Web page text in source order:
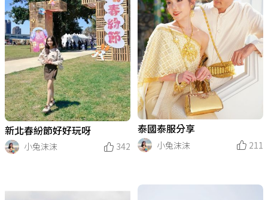
新北春紛節好好玩呀
小兔沫沫
342
泰國泰服分享
小兔沫沫
211